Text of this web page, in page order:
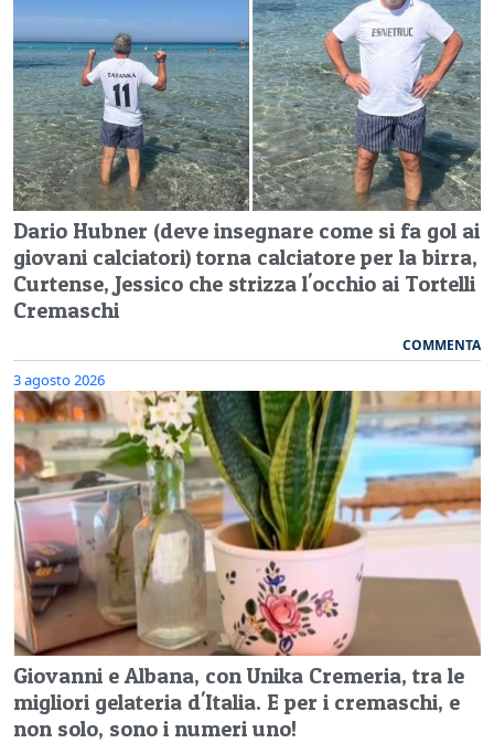
Dario Hubner (deve insegnare come si fa gol ai
giovani calciatori) torna calciatore per la birra,
Curtense, Jessico che strizza l'occhio ai Tortelli
Cremaschi
COMMENTA
3 agosto 2026
Giovanni e Albana, con Unika Cremeria, tra le
migliori gelateria d'Italia. E per i cremaschi, e
non solo, sono i numeri uno!